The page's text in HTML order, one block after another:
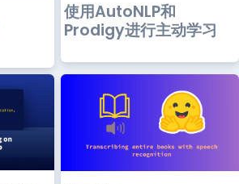
使用AutoNLP和
Prodigy进行主动学习